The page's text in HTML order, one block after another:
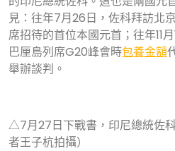
見：往年7月26日，佐科拜訪北
席招待的首位本國元首；往年11
巴厘島列席G20峰會時包養金額
舉辦談判。
△7月27日下戰書，印尼總統佐
者王子杭拍攝）